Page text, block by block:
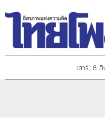
เสาร์, 8